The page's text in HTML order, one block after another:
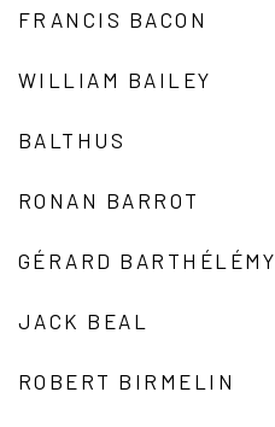
FRANCIS BACON
WILLIAM BAILEY
BALTHUS
RONAN BARROT
GÉRARD BARTHÉLÉMY
JACK BEAL
ROBERT BIRMELIN